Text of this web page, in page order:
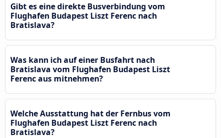
Gibt es eine direkte Busverbindung vom
Flughafen Budapest Liszt Ferenc nach
Bratislava?
Was kann ich auf einer Busfahrt nach
Bratislava vom Flughafen Budapest Liszt
Ferenc aus mitnehmen?
Welche Ausstattung hat der Fernbus vom
Flughafen Budapest Liszt Ferenc nach
Bratislava?